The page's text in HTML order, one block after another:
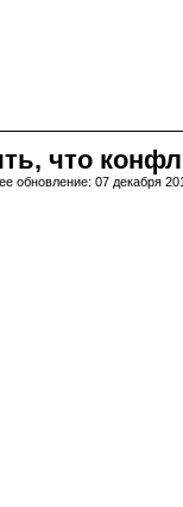
что
обновление: 07 декабря